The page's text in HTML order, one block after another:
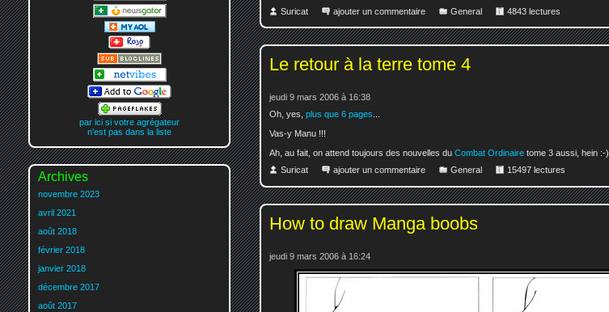
Suricat ajouter un commentaire General 4843 lectures
Le retour à la terre tome 4
jeudi 9 mars 2006 à 16:38
Oh, yes, plus que 6 pages
Vas-y Manu !!!
Ah, au fait, on attend toujours des nouvelles du Combat Ordinaire tome 3 aussi, hein :-)
Suricat
ajouter un commentaire General 15497 lectures
How to draw Manga boobs
jeudi 9 mars 2006 à 16:24
par ici si votre agrégateur
n'est pas dans la liste
Archives
novembre 2023
avril 2021
août 2018
février 2018
janvier 2018
décembre 2017
août 2017